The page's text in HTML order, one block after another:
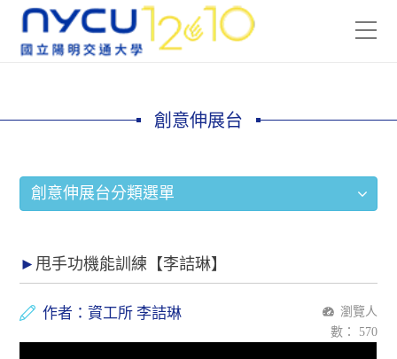
創意伸展台
創意伸展台分類選單
甩手功機能訓練【李詰琳】
作者：資工所 李詰琳
瀏覽人
數： 570